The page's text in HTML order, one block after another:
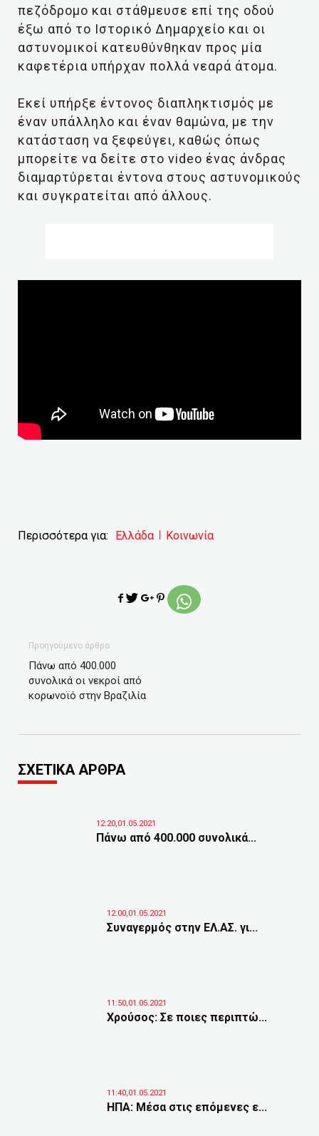
πεζόδρομο και στάθμευσε επί της οδού
έξω από το Ιστορικό Δημαρχείο και οι
αστυνομικοί κατευθύνθηκαν προς μία
καφετέρια υπήρχαν πολλά νεαρά άτομα.
Εκεί υπήρξε έντονος διαπληκτισμός με
έναν υπάλληλο και έναν θαμώνα, με την
κατάσταση να ξεφεύγει, καθώς όπως
μπορείτε να δείτε στο video ένας άνδρας
διαμαρτύρεται έντονα στους αστυνομικούς
και συγκρατείται από άλλους.
Περισσότερα για: Ελλάδα Κοινωνία
Προηγούμενο άρθρο
Πάνω από 400.000
συνολικά οι νεκροί από
κορωνοϊό στην Βραζιλία
ΣΧΕΤΙΚΑ ΑΡΘΡΑ
12:20,01.05.2021
Πάνω από 400.000 συνολικά...
12:00,01.05.2021
Συναγερμός στην ΕΛ.ΑΣ. γι...
11:50,01.05.2021
Χρούσος: Σε ποιες περιπτώ...
11:40,01.05.2021
ΗΠΑ: Μέσα στις επόμενες ε...